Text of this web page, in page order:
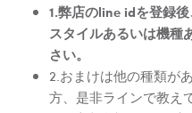
1.弊店のline idを登録
スタイルあるいは機種
さい。
2.おまけは他の種類が
方、是非ラインで教え